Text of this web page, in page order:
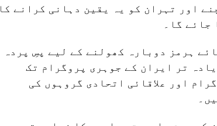
اور تہران کو یہ یقین دہانی کرانے کا
جائے گا۔
ہرمز دوبارہ کھولنے کے لیے پسِ پردہ
تر ایران کے جوہری پروگرام تک
اور علاقائی اتحادی گروہوں کی